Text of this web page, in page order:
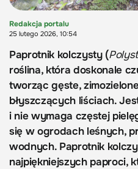
Redakcja portalu
25 lutego 2026, 10:54
Paprotnik kolczysty (
roślina, która doskonale
tworząc gęste,
błyszczących liściach.
i nie wymaga częstej
się w ogrodach leśnych,
wodnych. Paprotnik
najpiękniejszych paproci,